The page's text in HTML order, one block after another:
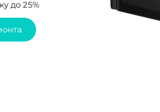
до 25%